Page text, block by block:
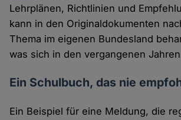
Lehrplänen, Richtlinien und
kann in den Originaldokumenten
Thema im eigenen Bundesland
was sich in den vergangenen
Ein Schulbuch, das nie
Ein Beispiel für eine Meldung, die